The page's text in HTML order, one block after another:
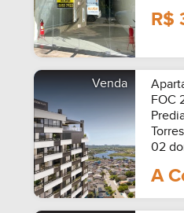
R$
Venda
FOC
Torres
02
A